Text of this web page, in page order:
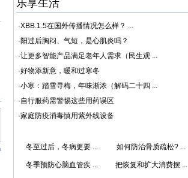
乐享生活
·XBB.1.5在国外传播情况怎么样？ ...
·阳过后胸闷、气短，是心肌炎吗？
·让更多智能产品满足老年人需求（民生观 ...
·好物添新意，暖和过寒冬
·小寒：踏雪寻梅，年味渐浓（解码二十四 ...
·自行服药需警惕这些用药误区
·家庭防疫消毒慎用紫外线设备
冬至过后，冬病更要 ... 如何防治骨质疏松? ...
冬季预防心脑血管疾 ... 把恢复和扩大消费摆 ...